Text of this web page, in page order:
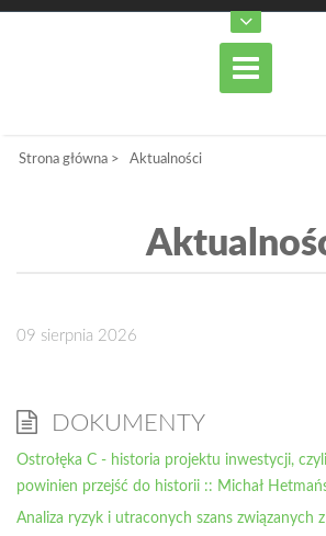
Strona główna > Aktualności
09 sierpnia 2026
DOKUMENTY
Ostrołęka C - historia projektu inwestycji,
powinien przejść do historii :: Michał
Analiza ryzyk i utraconych szans związanych